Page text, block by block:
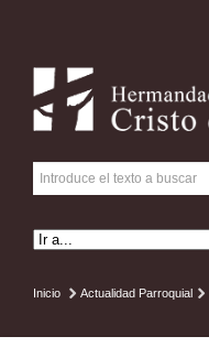
Inicio Actualidad Parroquial